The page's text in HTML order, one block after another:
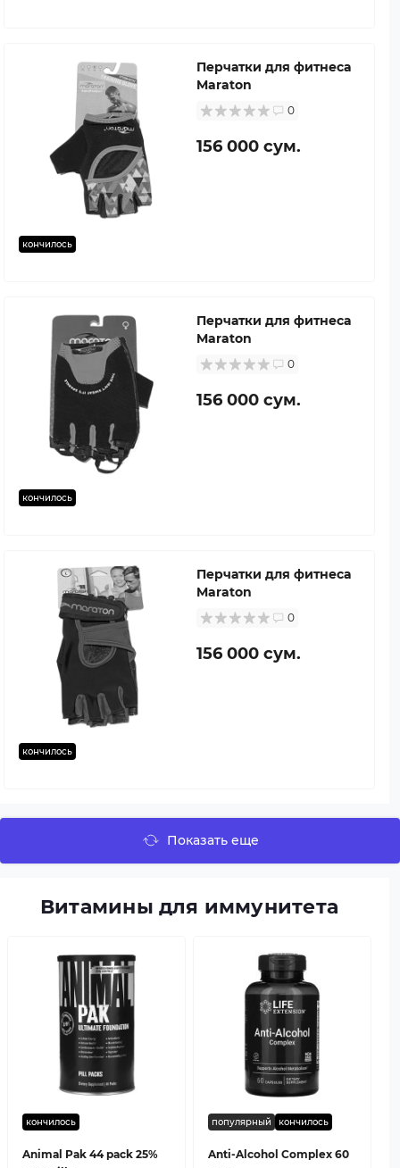
кончилось
Перчатки для фитнеса
Maraton
0
156 000 сум.
кончилось
Перчатки для фитнеса
Maraton
0
156 000 сум.
кончилось
Перчатки для фитнеса
Maraton
0
156 000 сум.
Показать еще
Витамины для иммунитета
кончилось
Animal Pak 44 pack 25%
популярный кончилось
Anti-Alcohol Complex 60